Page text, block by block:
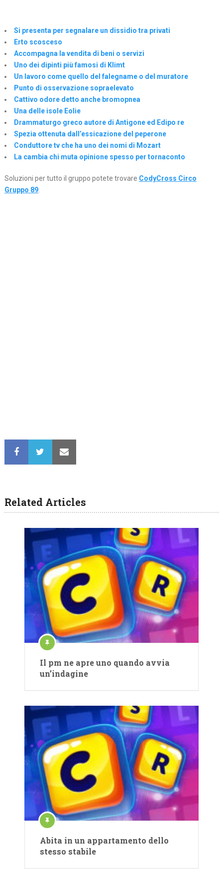
Si presenta per segnalare un dissidio tra privati
Erto scosceso
Accompagna la vendita di beni o servizi
Uno dei dipinti più famosi di Klimt
Un lavoro come quello del falegname o del muratore
Punto di osservazione sopraelevato
Cattivo odore detto anche bromopnea
Una delle isole Eolie
Drammaturgo greco autore di Antigone ed Edipo re
Spezia ottenuta dall’essicazione del peperone
Conduttore tv che ha uno dei nomi di Mozart
La cambia chi muta opinione spesso per tornaconto
Soluzioni per tutto il gruppo potete trovare CodyCross Circo
Gruppo 89.
Related Articles
Il pm ne apre uno quando avvia
un’indagine
Abita in un appartamento dello
stesso stabile